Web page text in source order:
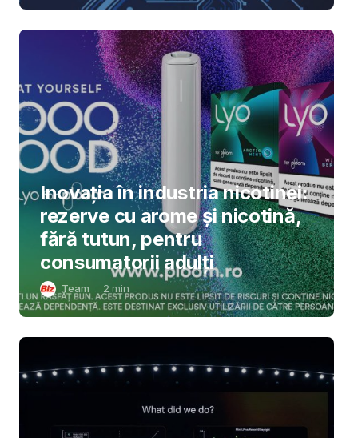
Inovația în industria nicotinei:
rezerve cu arome și nicotină,
fără tutun, pentru
consumatorii adulți
Team 2 min